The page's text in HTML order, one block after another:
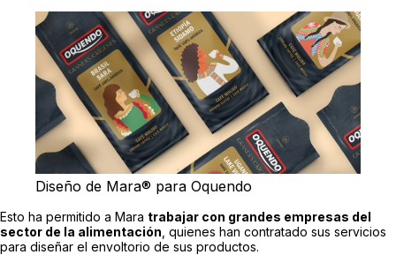
Diseño de Mara® para Oquendo
Esto ha permitido a Mara trabajar con grandes empresas del
sector de la alimentación , quienes han contratado sus servicios
para diseñar el envoltorio de sus productos.